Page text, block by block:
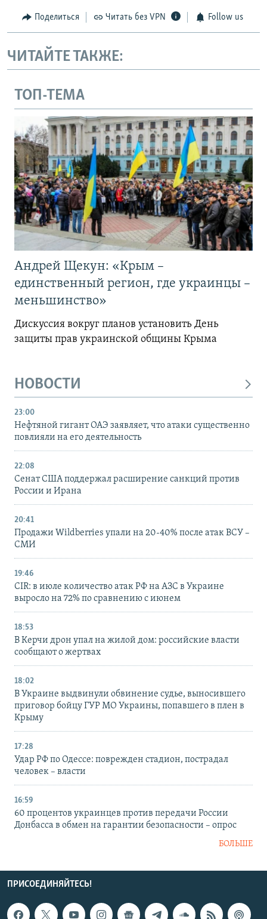
Поделиться Читать без VPN Follow us
ЧИТАЙТЕ ТАКЖЕ:
ТОП-ТЕМА
Андрей Щекун: «Крым –
единственный регион, где украинцы –
меньшинство»
Дискуссия вокруг планов установить День
защиты прав украинской общины Крыма
НОВОСТИ
23:00
Нефтяной гигант ОАЭ заявляет, что атаки существенно
повлияли на его деятельность
22:08
Сенат США поддержал расширение санкций против
России и Ирана
20:41
Продажи Wildberries упали на 20-40% после атак ВСУ –
СМИ
19:46
CIR: в июле количество атак РФ на АЗС в Украине
выросло на 72% по сравнению с июнем
18:53
В Керчи дрон упал на жилой дом: российские власти
сообщают о жертвах
18:02
В Украине выдвинули обвинение судье, выносившего
приговор бойцу ГУР МО Украины, попавшего в плен в
Крыму
17:28
Удар РФ по Одессе: поврежден стадион, пострадал
человек – власти
16:59
60 процентов украинцев против передачи России
Донбасса в обмен на гарантии безопасности – опрос
БОЛЬШЕ
ПРИСОЕДИНЯЙТЕСЬ!